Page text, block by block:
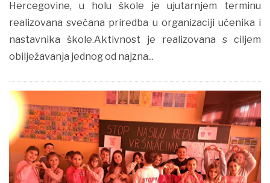
Hercegovine, u holu škole je ujutarnjem terminu
realizovana svečana priredba u organizaciji učenika i
nastavnika škole.Aktivnost je realizovana s ciljem
obilježavanja jednog od najzna...